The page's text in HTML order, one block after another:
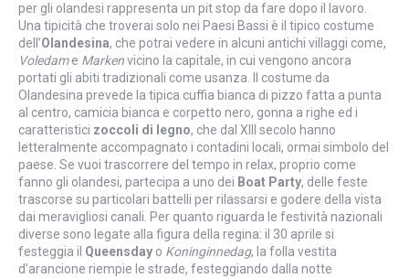
per gli olandesi rappresenta un pit stop da fare dopo il lavoro.
Una tipicità che troverai solo nei Paesi Bassi è il tipico costume
dell’Olandesina, che potrai vedere in alcuni antichi villaggi come,
Voledame Markenvicino la capitale, in cui vengono ancora
portati gli abiti tradizionali come usanza. Il costume da
Olandesina prevede la tipica cuffia bianca di pizzo fatta a punta
al centro, camicia bianca e corpetto nero, gonna a righe ed i
caratteristici zoccoli di legno, che dal XIII secolo hanno
letteralmente accompagnato i contadini locali, ormai simbolo del
paese. Se vuoi trascorrere del tempo in relax, proprio come
fanno gli olandesi, partecipa a uno dei Boat Party, delle feste
trascorse su particolari battelli per rilassarsi e godere della vista
dai meravigliosi canali. Per quanto riguarda le festività nazionali
diverse sono legate alla figura della regina: il 30 aprile si
festeggia il Queensday o Koninginnedag, la folla vestita
d’arancione riempie le strade, festeggiando dalla notte